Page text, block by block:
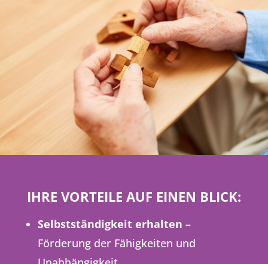
IHRE VORTEILE AUF EINEN BLICK:
Selbstständigkeit erhalten –
Förderung der Fähigkeiten und